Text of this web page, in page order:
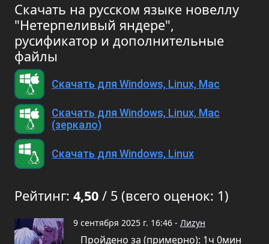
Скачать на русском языке новеллу
"Нетерпеливый яндере",
русификатор и дополнительные
файлы
Скачать для Windows, Linux, Mac
Скачать для Windows, Linux, Mac
(зеркало)
Скачать для Windows, Linux
Рейтинг: 4,50 / 5 (всего оценок: 1)
9 сентября 2025 г. 16:46 - Лиzун
Пройдено за (примерно): 1ч 0мин